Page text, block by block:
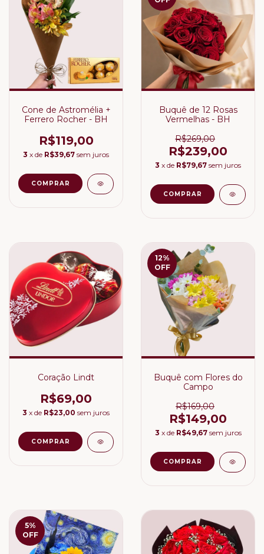
Cone de Astromélia +
Ferrero Rocher - BH
R$119,00
3 x de R$39,67 sem juros
Buquê de 12 Rosas
Vermelhas - BH
R$269,00
R$239,00
3 x de R$79,67 sem juros
Coração Lindt
R$69,00
3 x de R$23,00 sem juros
12%
OFF
Buquê com Flores do
Campo
R$169,00
R$149,00
3 x de R$49,67 sem juros
5%
OFF